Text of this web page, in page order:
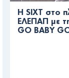
Η SIXT στο
ΕΛΕΠΑΠ με
GO BABY